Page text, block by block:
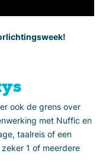
ook de grens over
met Nuffic en
taalreis of een
1 of meerdere